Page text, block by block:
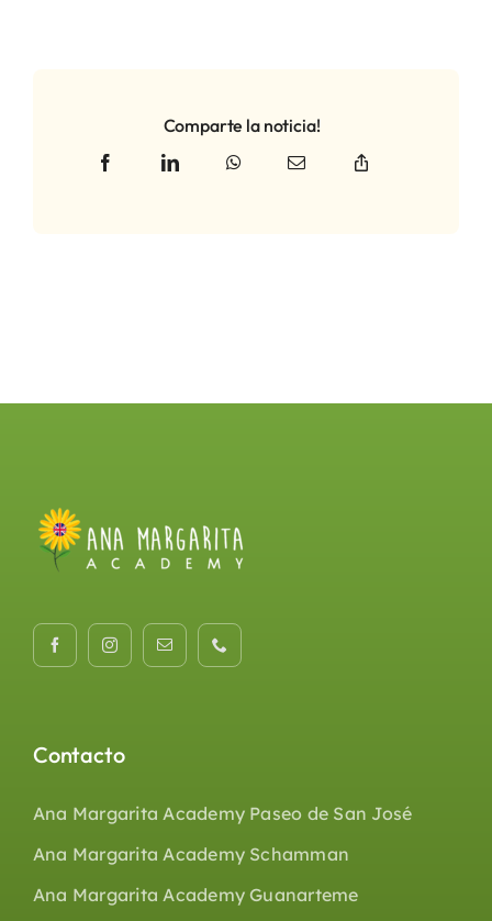
Comparte la noticia!
Contacto
Ana Margarita Academy Paseo de San José
Ana Margarita Academy Schamman
Ana Margarita Academy Guanarteme